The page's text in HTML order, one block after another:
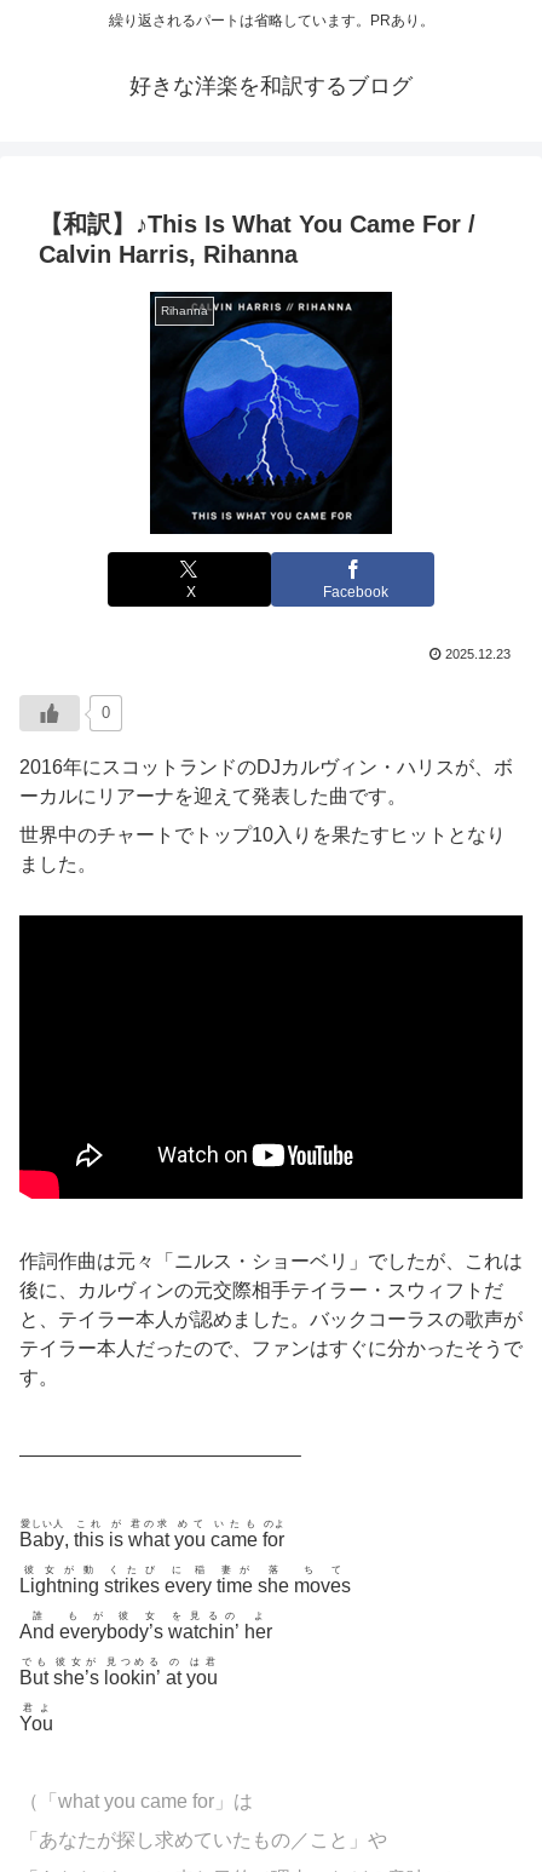
繰り返されるパートは省略しています。PRあり。
好きな洋楽を和訳するブログ
【和訳】♪This Is What You Came For /
Calvin Harris, Rihanna
Rihanna
X Facebook
2025.12.23
0
2016年にスコットランドのDJカルヴィン・ハリスが、ボ
ーカルにリアーナを迎えて発表した曲です。
世界中のチャートでトップ10入りを果たすヒットとなり
ました。
作詞作曲は元々「ニルス・ショーベリ」でしたが、これは
後に、カルヴィンの元交際相手テイラー・スウィフトだ
と、テイラー本人が認めました。バックコーラスの歌声が
テイラー本人だったので、ファンはすぐに分かったそうで
す。
——————————————–
Baby
愛しい人
, this
これ
is
が
what
君の求
you
めて
came
いたも
for
のよ
Lightning
彼女が動
strikes
くたび
every
に稲
time
妻が
she
落
moves
ちて
And
誰
everybody’s
もが彼女
watchin’
を見るの
her
よ
But
でも
she’s
彼女が
lookin’
見つめる
at
の
you
は君
You
君よ
（「what you came for」は
「あなたが探し求めていたもの／こと」や